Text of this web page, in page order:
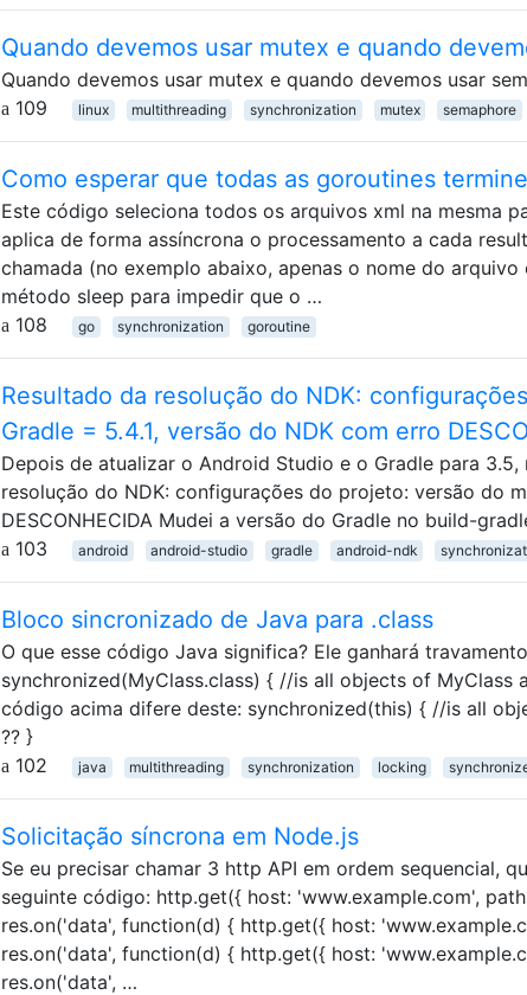
Quando devemos usar mutex e quando
Quando devemos usar mutex e quando devemos usar
109
linux multithreading synchronization mutex semaphore
Como esperar que todas as goroutines
Este código seleciona todos os arquivos xml na mesma
aplica de forma assíncrona o processamento a cada
chamada (no exemplo abaixo, apenas o nome do
método sleep para impedir que o …
108
go synchronization goroutine
Resultado da resolução do NDK:
Gradle = 5.4.1, versão do NDK com erro
Depois de atualizar o Android Studio e o Gradle para
resolução do NDK: configurações do projeto: versão do
DESCONHECIDA Mudei a versão do Gradle no build-
103
android android-studio gradle android-ndk
Bloco sincronizado de Java para .class
O que esse código Java significa? Ele ganhará
synchronized(MyClass.class) { //is all objects of MyClass
código acima difere deste: synchronized(this) { //is all
?? }
102
java multithreading synchronization locking
Solicitação síncrona em Node.js
Se eu precisar chamar 3 http API em ordem sequencial,
seguinte código: http.get({ host: 'www.example.com',
res.on('data', function(d) { http.get({ host:
res.on('data', function(d) { http.get({ host:
res.on('data', …